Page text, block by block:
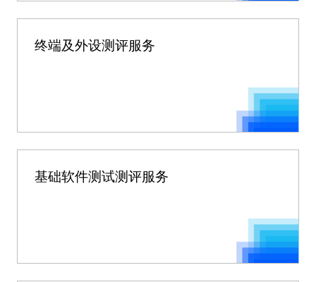
终端及外设测评服务
基础软件测试测评服务